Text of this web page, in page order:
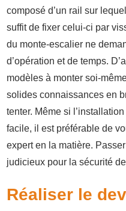
composé d’un rail sur
suffit de fixer celui-ci par
du monte-escalier ne
d’opération et de temps.
modèles à monter soi-
solides connaissances en
tenter. Même si
facile, il est préférable de
expert en la matière.
judicieux pour la sécurité de
Réaliser le